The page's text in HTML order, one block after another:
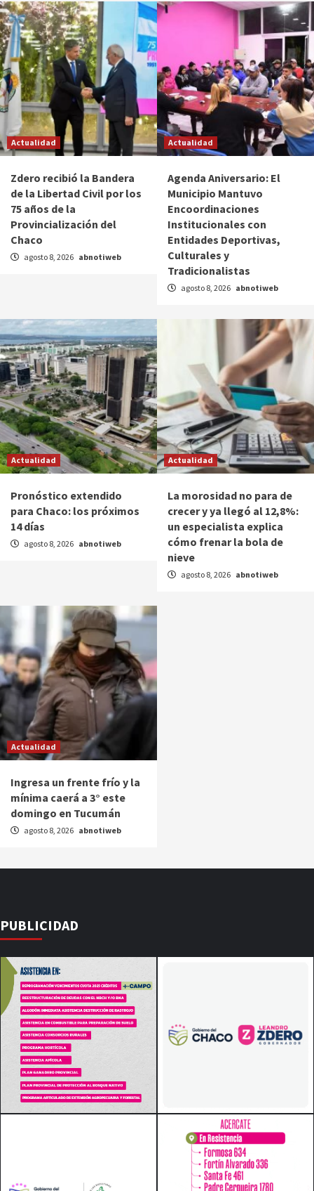
Actualidad
Zdero recibió la Bandera
de la Libertad Civil por los
75 años de la
Provincialización del
Chaco
agosto 8, 2026 abnotiweb
Actualidad
Agenda Aniversario: El
Municipio Mantuvo
Encoordinaciones
Institucionales con
Entidades Deportivas,
Culturales y
Tradicionalistas
agosto 8, 2026 abnotiweb
Actualidad
Pronóstico extendido
para Chaco: los próximos
14 días
agosto 8, 2026 abnotiweb
Actualidad
La morosidad no para de
crecer y ya llegó al 12,8%:
un especialista explica
cómo frenar la bola de
nieve
agosto 8, 2026 abnotiweb
Actualidad
Ingresa un frente frío y la
mínima caerá a 3° este
domingo en Tucumán
agosto 8, 2026 abnotiweb
PUBLICIDAD